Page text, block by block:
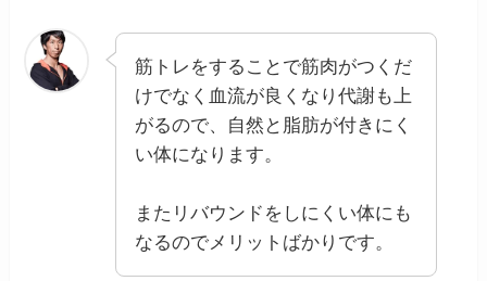
筋トレをすることで筋肉がつくだ
けでなく血流が良くなり代謝も上
がるので、自然と脂肪が付きにく
い体になります。
またリバウンドをしにくい体にも
なるのでメリットばかりです。